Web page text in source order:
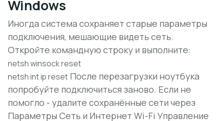
Windows
Иногда система сохраняет старые параметры
подключения, мешающие видеть сеть.
Откройте командную строку и выполните:
netsh winsock reset
netsh int ip reset После перезагрузки ноутбука
попробуйте подключиться заново. Если не
помогло - удалите сохранённые сети через
Параметры Сеть и Интернет Wi-Fi Управление